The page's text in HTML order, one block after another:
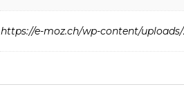
https://e-moz.ch/wp-content/uploads/